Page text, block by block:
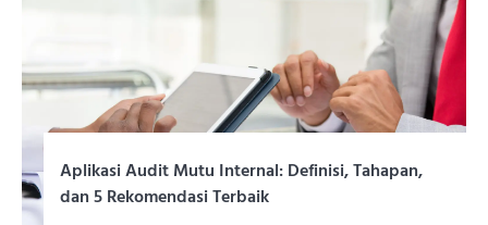
Aplikasi Audit Mutu Internal: Definisi, Tahapan,
dan 5 Rekomendasi Terbaik